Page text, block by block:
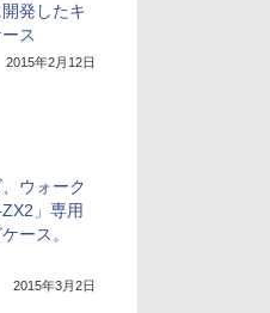
発したキ
ス
2015年2月12日
ウォーク
」専用
ース。
2015年3月2日